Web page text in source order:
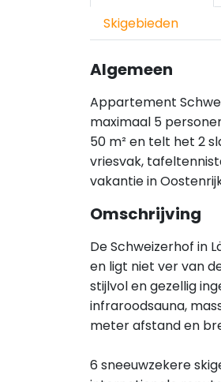
Skigebieden
Algemeen
Appartement
maximaal 5
50 m² en telt het 2
vriesvak,
vakantie in
Omschrijving
De Schweizerhof in
en ligt niet ver van
stijlvol en gezellig
infraroodsauna,
meter afstand en
6 sneeuwzekere